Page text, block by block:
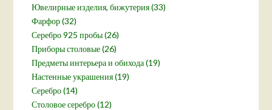
Ювелирные изделия, бижутерия (33)
Фарфор (32)
Серебро 925 пробы (26)
Приборы столовые (26)
Предметы интерьера и обихода (19)
Настенные украшения (19)
Серебро (14)
Столовое серебро (12)